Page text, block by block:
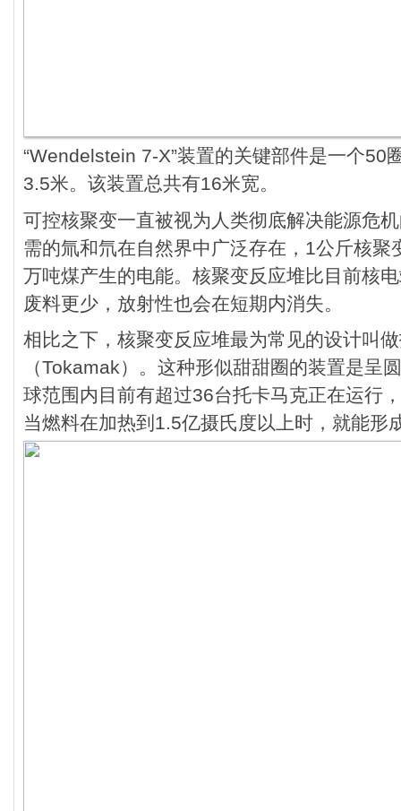
“Wendelstein 7-X”装置的关键部件是一个50
3.5米。该装置总共有16米宽。
可控核聚变一直被视为人类彻底解决能源危
需的氚和氘在自然界中广泛存在，1公斤核聚
万吨煤产生的电能。核聚变反应堆比目前核
废料更少，放射性也会在短期内消失。
相比之下，核聚变反应堆最为常见的设计叫
（Tokamak）。这种形似甜甜圈的装置是呈
球范围内目前有超过36台托卡马克正在运行
当燃料在加热到1.5亿摄氏度以上时，就能形